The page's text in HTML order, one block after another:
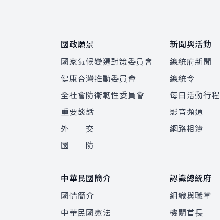
國政願景
國家氣候變遷對策委員會
健康台灣推動委員會
全社會防衛韌性委員會
重要談話
外 交
國 防
新聞與活動
總統府新聞
總統令
每日活動行程
影音頻道
網路相簿
中華民國簡介
國情簡介
中華民國憲法
認識總統府
組織與職掌
機關首長